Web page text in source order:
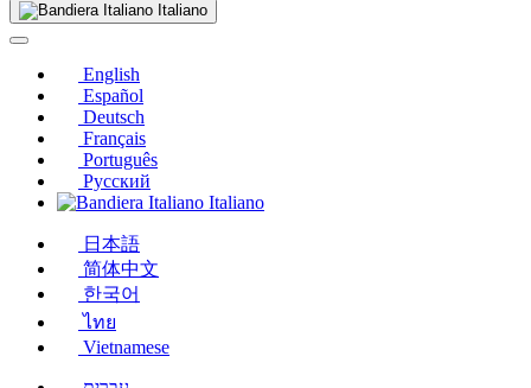
Italiano
English
Español
Deutsch
Français
Português
Русский
Italiano
日本語
简体中文
한국어
ไทย
Vietnamese